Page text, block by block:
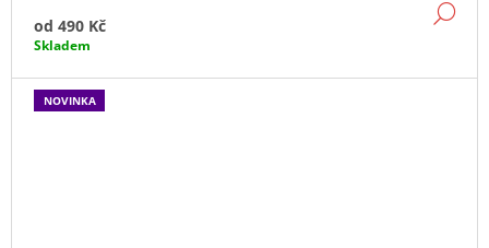
od 490 Kč
Skladem
NOVINKA